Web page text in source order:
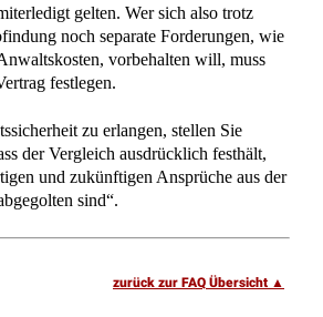
gelten. Wer sich also trotz
noch separate Forderungen, wie
vorbehalten will, muss
festlegen.
zu erlangen, stellen Sie
der Vergleich ausdrücklich festhält,
und zukünftigen Ansprüche aus der
sind“.
zurück zur FAQ Übersicht